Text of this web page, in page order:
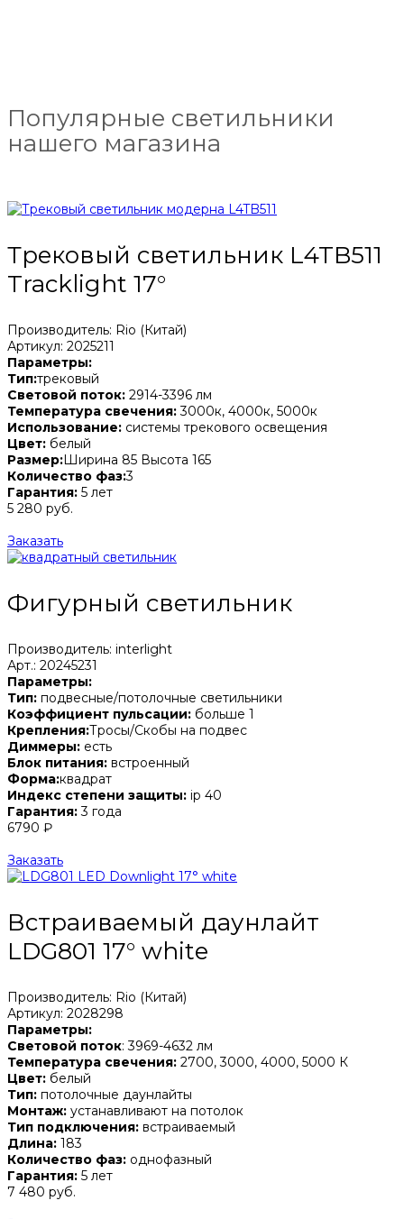
Популярные светильники
нашего магазина
Трековый светильник L4TB511
Tracklight 17°
Производитель: Rio (Китай)
Артикул: 2025211
Параметры:
Тип:трековый
Световой поток: 2914-3396 лм
Температура свечения:3000к, 4000к, 5000к
Использование: системы трекового освещения
Цвет: белый
Размер:Ширина 85 Высота 165
Количество фаз:3
Гарантия: 5 лет
5 280 руб.
Заказать
Фигурный светильник
Производитель: interlight
Арт.: 20245231
Параметры:
Тип: подвесные/потолочные светильники
Коэффициент пульсации: больше 1
Крепления:Тросы/Скобы на подвес
Диммеры: есть
Блок питания: встроенный
Форма:квадрат
Индекс степени защиты: ip 40
Гарантия:3 года
6790 ₽
Заказать
Встраиваемый даунлайт
LDG801 17° white
Производитель: Rio (Китай)
Артикул: 2028298
Параметры:
Световой поток: 3969-4632 лм
Температура свечения: 2700, 3000, 4000, 5000 К
Цвет: белый
Тип: потолочные даунлайты
Монтаж: устанавливают на потолок
Тип подключения: встраиваемый
Длина: 183
Количество фаз: однофазный
Гарантия: 5 лет
7 480 руб.